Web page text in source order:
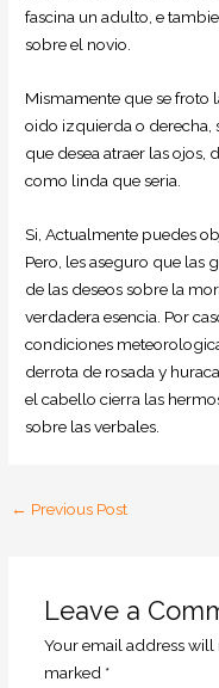
fascina un adulto, e
sobre el novio.
Mismamente que se froto
oido izquierda o derecha,
que desea atraer las
como linda que seri­a.
Si, Actualmente puedes
Pero, les aseguro que las
de las deseos sobre la
verdadera esencia. Por
condiciones
derrota de rosada y
el cabello cierra las
sobre las verbales.
← Previous Post
Leave a
Your email address
marked *